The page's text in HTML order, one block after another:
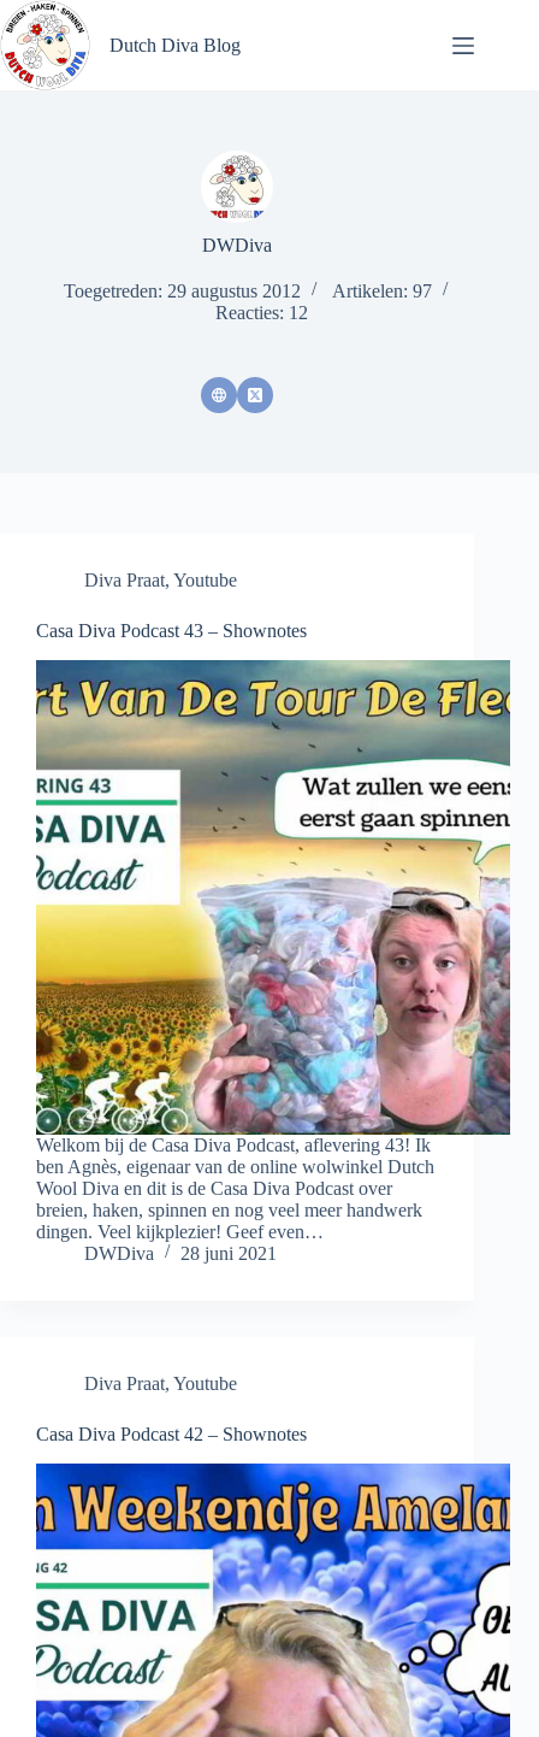
Ga
naar
de
inhoud
Dutch Diva Blog
DWDiva
Toegetreden: 29 augustus 2012
Artikelen: 97
Reacties: 12
Diva Praat, Youtube
Casa Diva Podcast 43 – Shownotes
Welkom bij de Casa Diva Podcast, aflevering 43! Ik
ben Agnès, eigenaar van de online wolwinkel Dutch
Wool Diva en dit is de Casa Diva Podcast over
breien, haken, spinnen en nog veel meer handwerk
dingen. Veel kijkplezier! Geef even…
DWDiva
28 juni 2021
Diva Praat, Youtube
Casa Diva Podcast 42 – Shownotes